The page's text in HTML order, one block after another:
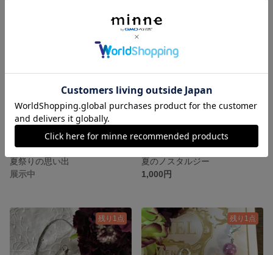
夏祭りの思い出
展示中
夏のノスタルジー
1,000円
残り1点 残り1点